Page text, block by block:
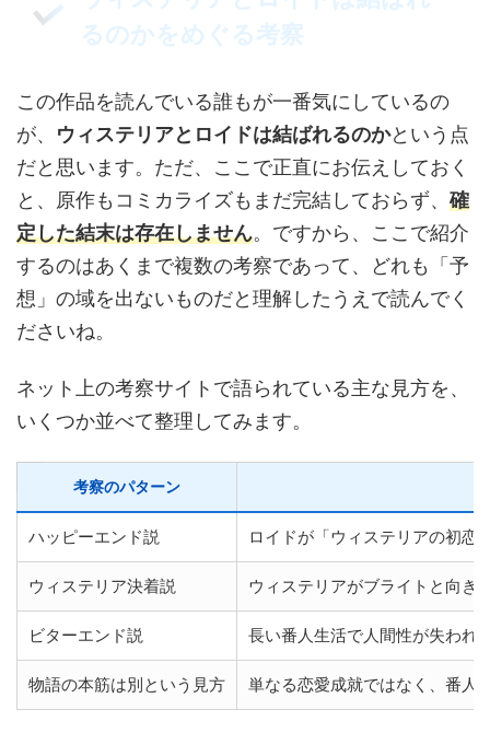
るのかをめぐる考察
この作品を読んでいる誰もが一番気にしているの
が、 ウィステリアとロイドは結ばれるのかという点
だと思います。ただ、ここで正直にお伝えしておく
と、原作もコミカライズもまだ完結しておらず、確
定した結末は存在しません。ですから、ここで紹介
するのはあくまで複数の考察であって、どれも「予
想」の域を出ないものだと理解したうえで読んでく
ださいね。
ネット上の考察サイトで語られている主な見方を、
いくつか並べて整理してみます。
考察のパターン
ハッピーエンド説 ロイドが「ウィステリアの初恋
ウィステリア決着説 ウィステリアがブライトと向き
ビターエンド説 長い番人生活で人間性が失われ
物語の本筋は別という見方 単なる恋愛成就ではなく、番人